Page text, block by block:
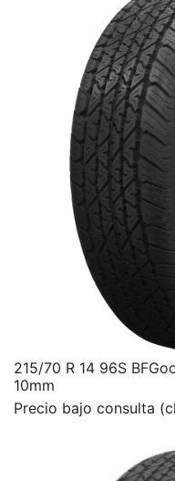
215/70 R 14 96S
10mm
Precio bajo consulta